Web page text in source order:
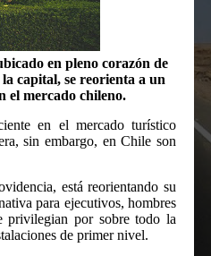
en pleno corazón de
capital, se reorienta a un
el mercado chileno.
en el mercado turístico
sin embargo, en Chile son
está reorientando su
para ejecutivos, hombres
privilegian por sobre todo la
de primer nivel.